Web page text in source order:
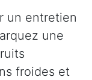
un entretien
une
froides et